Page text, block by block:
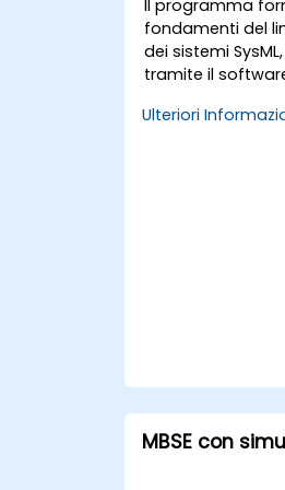
Il programma
fondamenti del
dei sistemi
tramite il
dell’ingegneria
Ulteriori
MBSE con